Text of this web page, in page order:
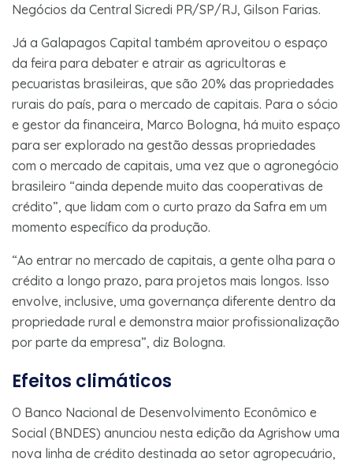
Negócios da Central Sicredi PR/SP/RJ, Gilson Farias.
Já a Galapagos Capital também aproveitou o espaço
da feira para debater e atrair as agricultoras e
pecuaristas brasileiras, que são 20% das propriedades
rurais do país, para o mercado de capitais. Para o sócio
e gestor da financeira, Marco Bologna, há muito espaço
para ser explorado na gestão dessas propriedades
com o mercado de capitais, uma vez que o agronegócio
brasileiro “ainda depende muito das cooperativas de
crédito”, que lidam com o curto prazo da Safra em um
momento específico da produção.
“Ao entrar no mercado de capitais, a gente olha para o
crédito a longo prazo, para projetos mais longos. Isso
envolve, inclusive, uma governança diferente dentro da
propriedade rural e demonstra maior profissionalização
por parte da empresa”, diz Bologna.
Efeitos climáticos
O Banco Nacional de Desenvolvimento Econômico e
Social (BNDES) anunciou nesta edição da Agrishow uma
nova linha de crédito destinada ao setor agropecuário,